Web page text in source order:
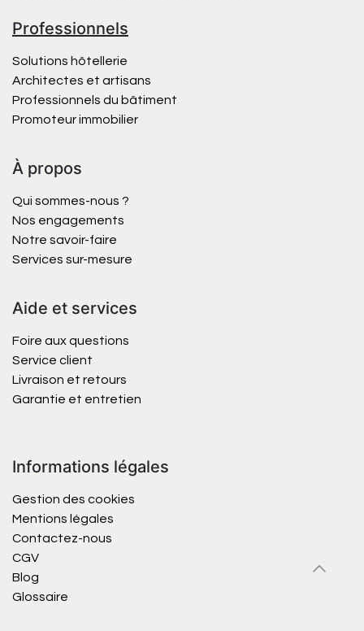
Professionnels
Solutions hôtellerie
Architectes et artisans
Professionnels du bâtiment
Promoteur immobilier
À propos
Qui sommes-nous ?
Nos engagements
Notre savoir-faire
Services sur-mesure
Aide et services
Foire aux questions
Service client
Livraison et retours
Garantie et entretien
Informations légales
Gestion des cookies
Mentions légales
Contactez-nous
CGV
Blog
Glossaire